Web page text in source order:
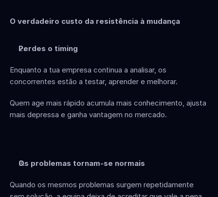
O verdadeiro custo da resistência à mudança
Perdes o timing
Enquanto a tua empresa continua a analisar, os
concorrentes estão a testar, aprender e melhorar.
Quem age mais rápido acumula mais conhecimento, ajusta
mais depressa e ganha vantagem no mercado.
Os problemas tornam-se normais
Quando os mesmos problemas surgem repetidamente